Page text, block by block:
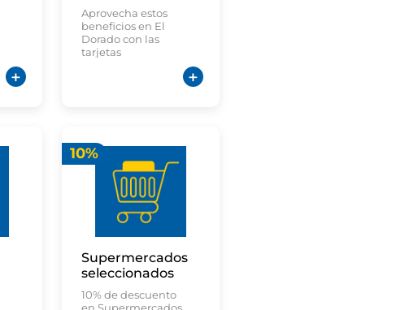
Aprovecha estos
beneficios en El
Dorado con las
tarjetas
10%
Supermercados
seleccionados
10% de descuento